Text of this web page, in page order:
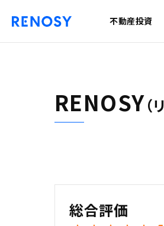
不動産投資
RENOSY（
総合評価